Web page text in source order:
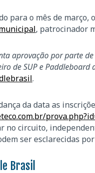
para o mês de
, patrocinador
aprovação por parte
de SUP e Paddleboard
.
da data as
no circuito,
ser esclarecidas
Brasil